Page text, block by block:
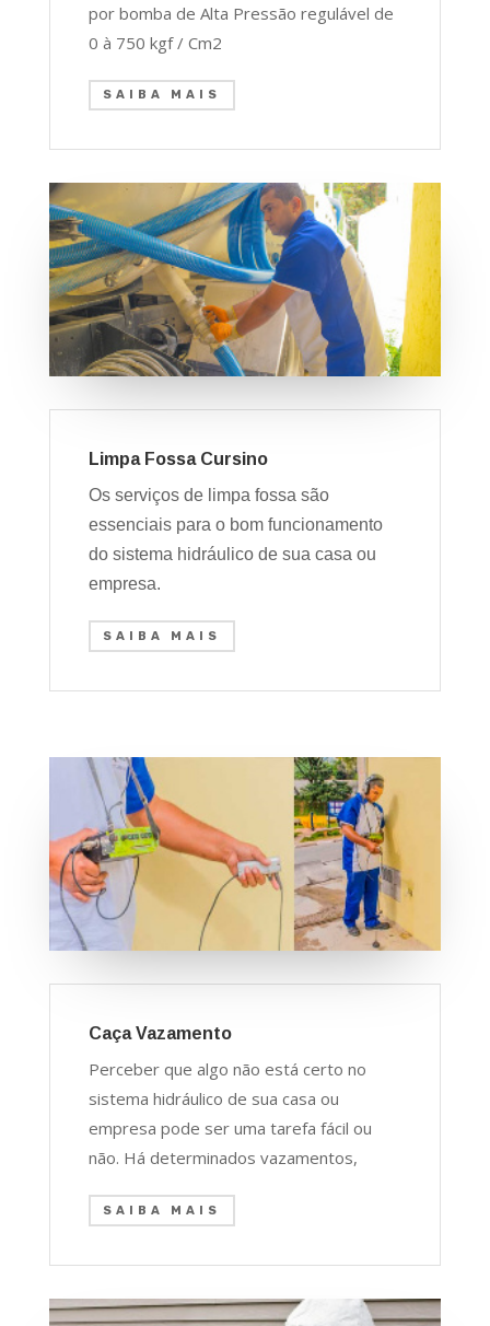
por bomba de Alta Pressão regulável de
0 à 750 kgf / Cm2
SAIBA MAIS
Limpa Fossa Cursino
Os serviços de limpa fossa são
essenciais para o bom funcionamento
do sistema hidráulico de sua casa ou
empresa.
SAIBA MAIS
Caça Vazamento
Perceber que algo não está certo no
sistema hidráulico de sua casa ou
empresa pode ser uma tarefa fácil ou
não. Há determinados vazamentos,
SAIBA MAIS